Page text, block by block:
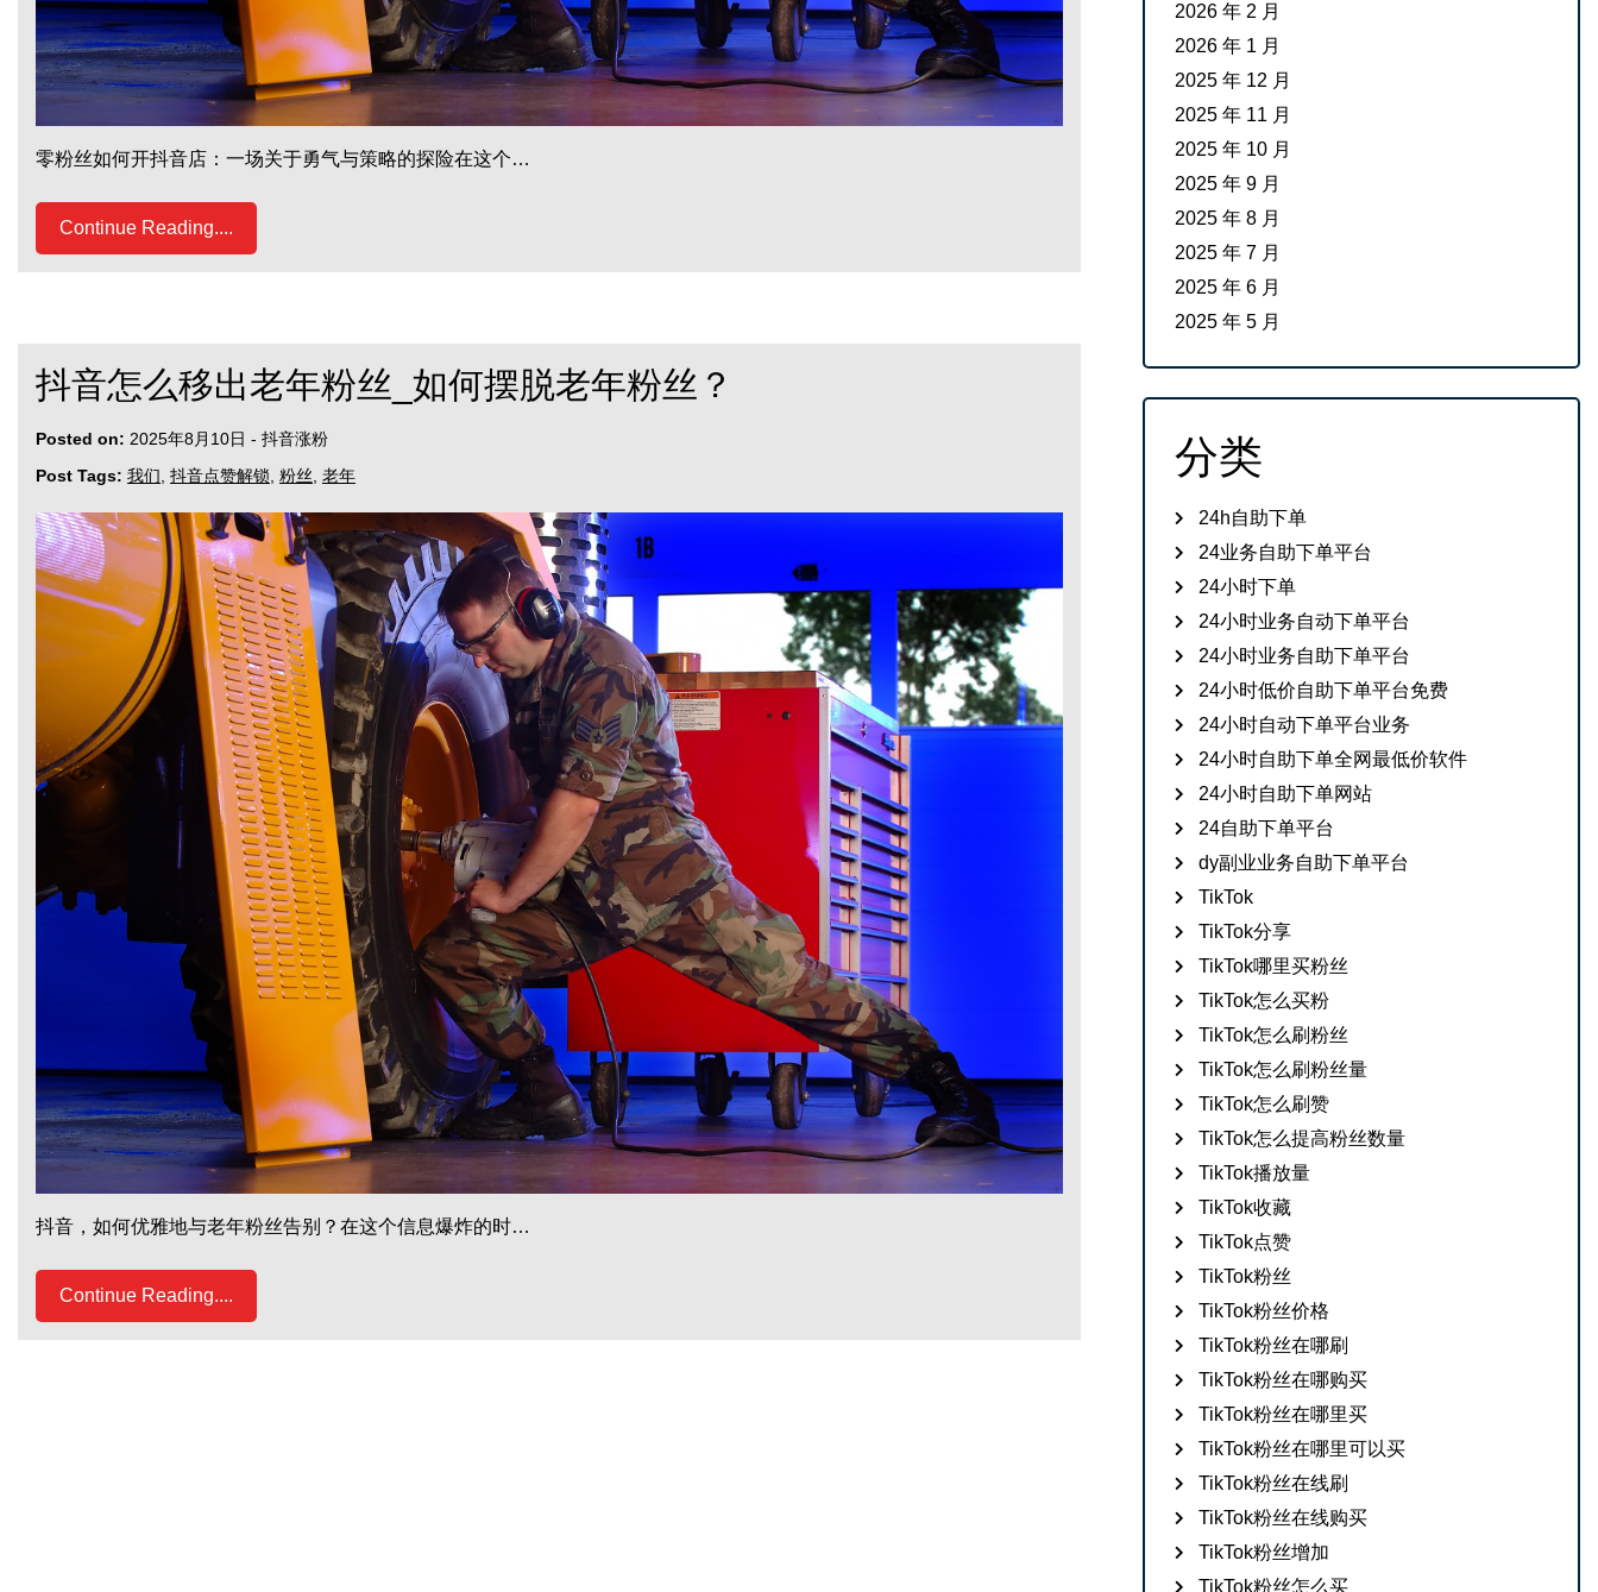
零粉丝如何开抖音店：一场关于勇气与策略的探险在这个…
Continue Reading....
抖音怎么移出老年粉丝_如何摆脱老年粉丝？
Posted on: 2025年8月10日 - 抖音涨粉
Post Tags: 我们 抖音点赞解锁 粉丝 老年
抖音，如何优雅地与老年粉丝告别？在这个信息爆炸的时…
Continue Reading....
2026 年 2 月
2026 年 1 月
2025 年 12 月
2025 年 11 月
2025 年 10 月
2025 年 9 月
2025 年 8 月
2025 年 7 月
2025 年 6 月
2025 年 5 月
分类
24h自助下单
24业务自助下单平台
24小时下单
24小时业务自动下单平台
24小时业务自助下单平台
24小时低价自助下单平台免费
24小时自动下单平台业务
24小时自助下单全网最低价软件
24小时自助下单网站
24自助下单平台
dy副业业务自助下单平台
TikTok
TikTok分享
TikTok哪里买粉丝
TikTok怎么买粉
TikTok怎么刷粉丝
TikTok怎么刷粉丝量
TikTok怎么刷赞
TikTok怎么提高粉丝数量
TikTok播放量
TikTok收藏
TikTok点赞
TikTok粉丝
TikTok粉丝价格
TikTok粉丝在哪刷
TikTok粉丝在哪购买
TikTok粉丝在哪里买
TikTok粉丝在哪里可以买
TikTok粉丝在线刷
TikTok粉丝在线购买
TikTok粉丝增加
TikTok粉丝怎么买